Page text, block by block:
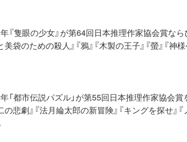
『隻眼の少女』が第64回日本推理作家協会賞な
のための殺人』『鴉』『木製の王子』『螢』『神
都市伝説パズル」が第55回日本推理作家協会
悲劇』『法月綸太郎の新冒険』『キングを探せ』